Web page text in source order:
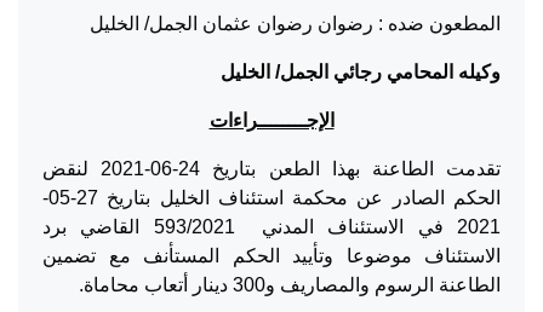
المطعون ضده : رضوان رضوان عثمان الجمل/ الخليل
وكيله المحامي رجائي الجمل/ الخليل
الإجــــــــراءات
تقدمت الطاعنة بهذا الطعن بتاريخ 24-06-2021 لنقض
الحكم الصادر عن محكمة استئناف الخليل بتاريخ 27-05-
2021 في الاستئناف المدني 593/2021 القاضي برد
الاستئناف موضوعا وتأييد الحكم المستأنف مع تضمين
الطاعنة الرسوم والمصاريف و300 دينار أتعاب محاماة.